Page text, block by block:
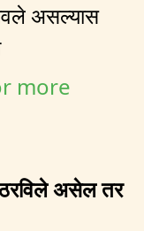
असल्यास
more
असेल तर